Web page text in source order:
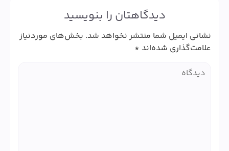
دیدگاهتان را بنویسید
نشانی ایمیل شما منتشر نخواهد شد. بخش‌های موردنیاز
علامت‌گذاری شده‌اند *